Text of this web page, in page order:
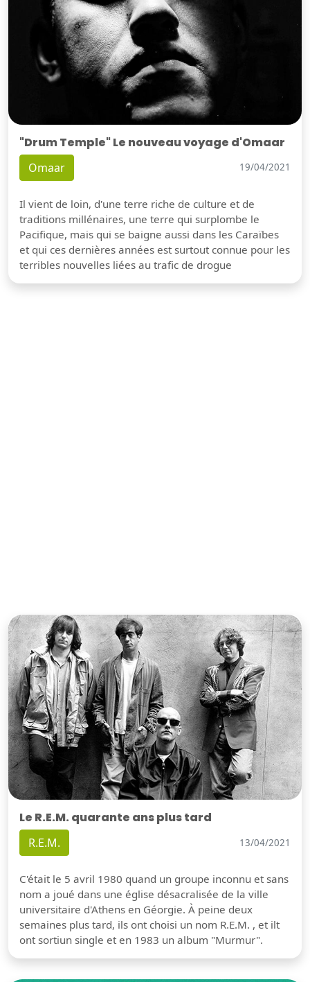
"Drum Temple" Le nouveau voyage d'Omaar
Omaar 19/04/2021
Il vient de loin, d'une terre riche de culture et de
traditions millénaires, une terre qui surplombe le
Pacifique, mais qui se baigne aussi dans les Caraïbes
et qui ces dernières années est surtout connue pour les
terribles nouvelles liées au trafic de drogue
Le R.E.M. quarante ans plus tard
R.E.M. 13/04/2021
C'était le 5 avril 1980 quand un groupe inconnu et sans
nom a joué dans une église désacralisée de la ville
universitaire d'Athens en Géorgie. À peine deux
semaines plus tard, ils ont choisi un nom R.E.M. , et ilt
ont sortiun single et en 1983 un album "Murmur".